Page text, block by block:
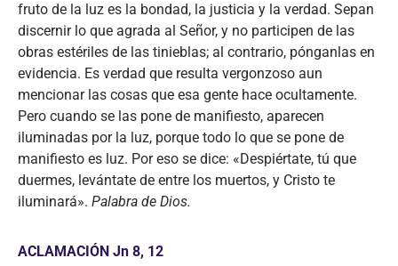
fruto de la luz es la bondad, la justicia y la verdad. Sepan
discernir lo que agrada al Señor, y no participen de las
obras estériles de las tinieblas; al contrario, pónganlas en
evidencia. Es verdad que resulta vergonzoso aun
mencionar las cosas que esa gente hace ocultamente.
Pero cuando se las pone de manifiesto, aparecen
iluminadas por la luz, porque todo lo que se pone de
manifiesto es luz. Por eso se dice: «Despiértate, tú que
duermes, levántate de entre los muertos, y Cristo te
iluminará». Palabra de Dios.
ACLAMACIÓN Jn 8, 12